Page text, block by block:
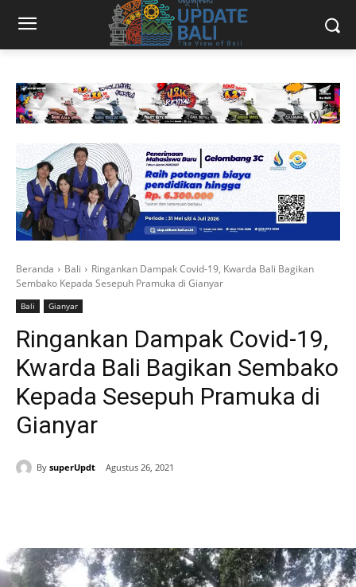
Beranda Bali
Ringankan Dampak Covid-19, Kwarda Bali Bagikan
Sembako Kepada Sesepuh Pramuka di Gianyar
Bali Gianyar
Ringankan Dampak Covid-19,
Kwarda Bali Bagikan Sembako
Kepada Sesepuh Pramuka di
Gianyar
By superUpdt Agustus 26, 2021